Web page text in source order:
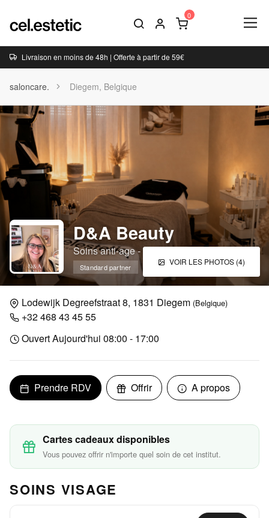
Livraison en moins de 48h | Offerte à partir de 59€
saloncare. Diegem, Belgique
VOIR LES PHOTOS (4)
D&A Beauty
Soins anti-age - Peeling - Mésotherapie
Standard partner
Lodewijk Degreefstraat 8, 1831 Diegem (Belgique)
+32 468 43 45 55
Ouvert Aujourd'hui 08:00 - 17:00
Prendre RDV Offrir A propos
Cartes cadeaux disponibles
Vous pouvez offrir n'importe quel soin de cet institut.
SOINS VISAGE